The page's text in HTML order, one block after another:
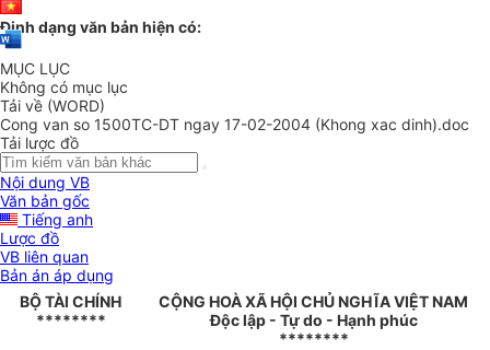
Định dạng văn bản hiện có:
MỤC LỤC
Không có mục lục
Tải về (WORD)
Cong van so 1500TC-DT ngay 17-02-2004 (Khong xac dinh).doc
Tải lược đồ
Nội dung VB
Văn bản gốc
Tiếng anh
Lược đồ
VB liên quan
Bản án áp dụng
BỘ TÀI CHÍNH
********
CỘNG HOÀ XÃ HỘI CHỦ NGHĨA VIỆT NAM
Độc lập - Tự do - Hạnh phúc
********